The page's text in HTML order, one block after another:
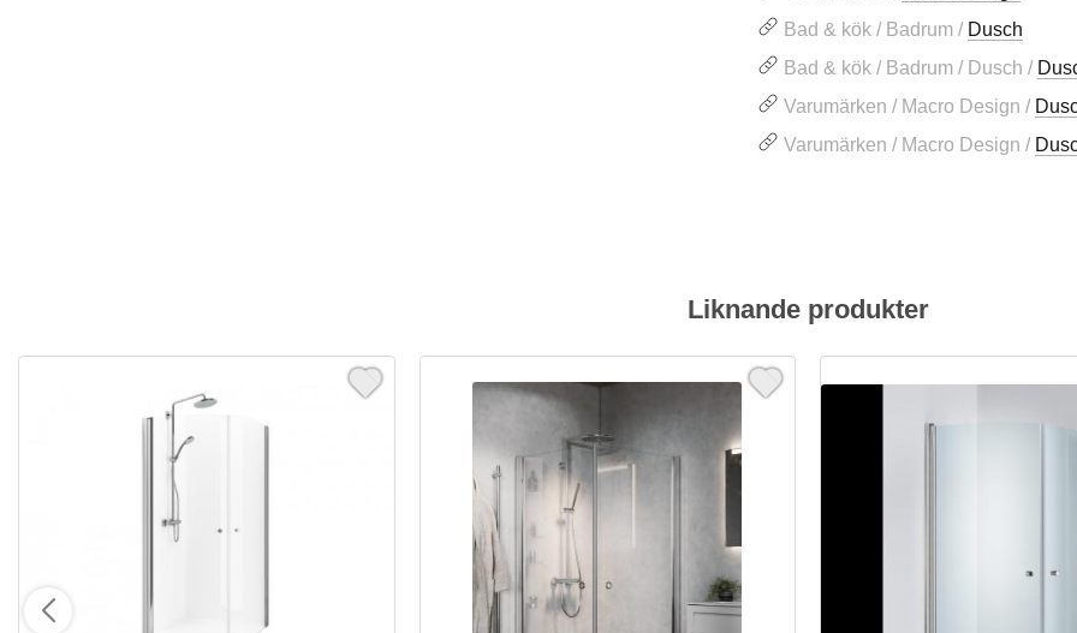
Bad & kök / Badrum / Dusch
Bad & kök / Badrum / Dusch /
Varumärken / Macro Design /
Varumärken / Macro Design /
Liknande produkter